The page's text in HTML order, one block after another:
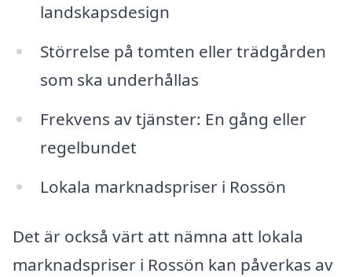
landskapsdesign
Störrelse på tomten eller trädgården
som ska underhållas
Frekvens av tjänster: En gång eller
regelbundet
Lokala marknadspriser i Rossön
Det är också värt att nämna att lokala
marknadspriser i Rossön kan påverkas av